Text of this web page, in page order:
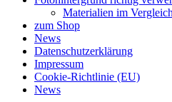
Materialien im Vergleich
zum Shop
News
Datenschutzerklärung
Impressum
Cookie-Richtlinie (EU)
News